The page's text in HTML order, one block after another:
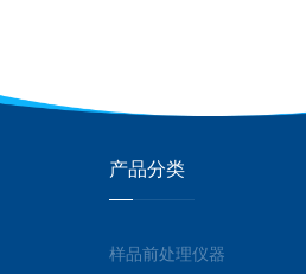
产品分类
样品前处理仪器